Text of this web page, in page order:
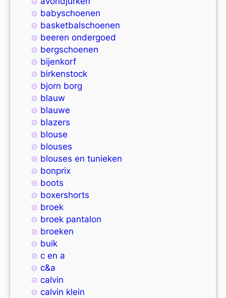
babyschoenen
basketbalschoenen
beeren ondergoed
bergschoenen
bijenkorf
birkenstock
bjorn borg
blauw
blauwe
blazers
blouse
blouses
blouses en tunieken
bonprix
boots
boxershorts
broek
broek pantalon
broeken
buik
c en a
c&a
calvin
calvin klein